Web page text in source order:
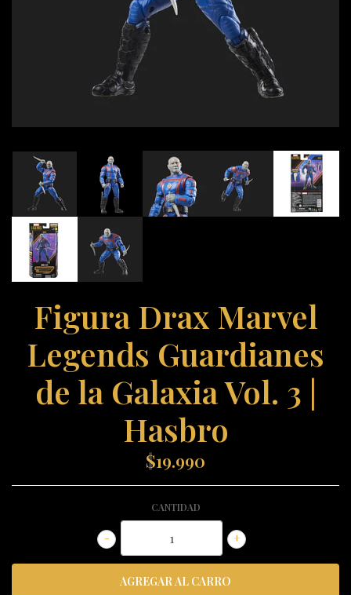
Figura Drax Marvel
Legends Guardianes
de la Galaxia Vol. 3 |
Hasbro
$19.990
CANTIDAD
+
-